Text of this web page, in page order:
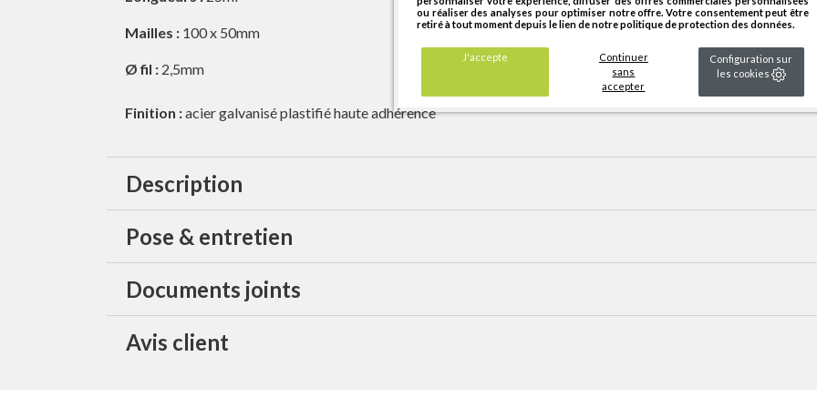
ou réaliser des analyses pour optimiser notre offre. Votre consentement peut être
retiré à tout moment depuis le lien de notre politique de protection des données.
J'accepte
Continuer
sans
accepter
Configuration sur
les cookies
Mailles : 100 x 50mm
Ø fil : 2,5mm
Finition :acier galvanisé plastifié haute adhérence
Description
Pose & entretien
Documents joints
Avis client